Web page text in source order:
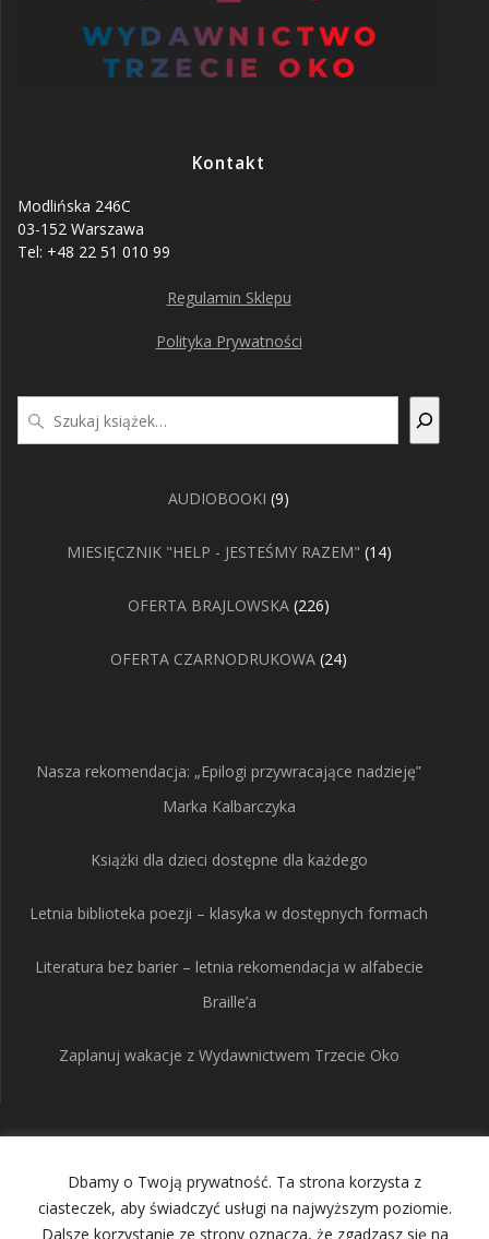
Dbamy o Twoją prywatność. Ta strona korzysta z
ciasteczek, aby świadczyć usługi na najwyższym poziomie.
Dalsze korzystanie ze strony oznacza, że zgadzasz się na
Kontakt
Modlińska 246C
03-152 Warszawa
Tel: +48 22 51 010 99
Regulamin Sklepu
Polityka Prywatności
AUDIOBOOKI 99
MIESIĘCZNIK "HELP - JESTEŚMY RAZEM" 1414
OFERTA BRAJLOWSKA 226226
OFERTA CZARNODRUKOWA 2424
Nasza rekomendacja: „Epilogi przywracające nadzieję”
Marka Kalbarczyka
Książki dla dzieci dostępne dla każdego
Letnia biblioteka poezji – klasyka w dostępnych formach
Literatura bez barier – letnia rekomendacja w alfabecie
Braille’a
Zaplanuj wakacje z Wydawnictwem Trzecie Oko
Wydawnictwo Trzecie
Oko